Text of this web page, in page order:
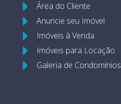
Área do Cliente
Anuncie seu Imóvel
Imóveis à Venda
Imóveis para Locação
Galeria de Condomínios